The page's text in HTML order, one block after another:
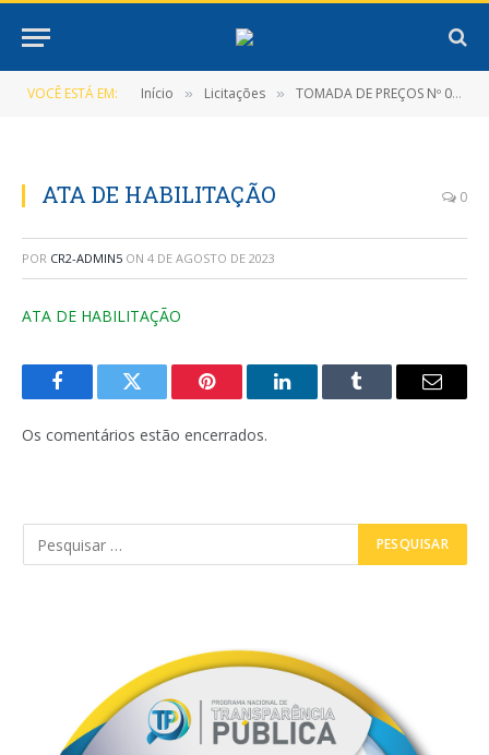
VOCÊ ESTÁ EM: Início » Licitações » TOMADA DE PREÇOS Nº 001/2022-TP-PMNT (CONTRATAÇÃO DE EMPRESA ESPECIALIZADA NA ÁREA DE CONSTRUÇÃO CIVIL PARA PRESTAÇÃO DOS SERVIÇOS DE CONSTRUÇÃO DO TERMINAL RODOVIÁRIO DE NOVA TIMBOTEUA)
ATA DE HABILITAÇÃO 0
POR CR2-ADMIN5 ON 4 DE AGOSTO DE 2023
ATA DE HABILITAÇÃO
FacebookTwitter Pinterest LinkedInTumblr
E-
Os comentários estão encerrados.